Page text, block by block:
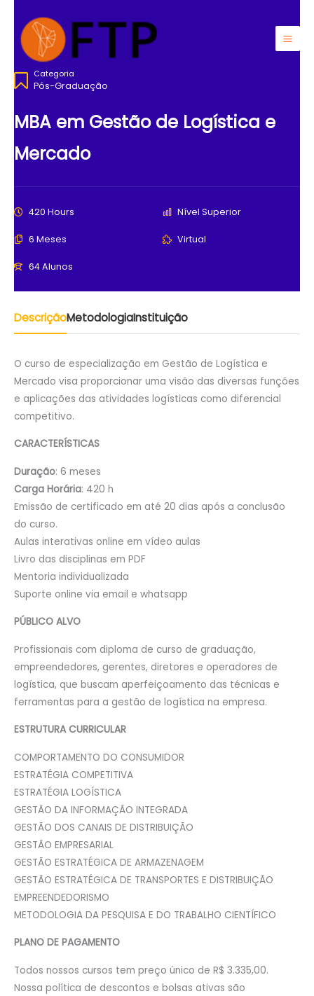
conteúdo
Categoria
Pós-Graduação
MBA em Gestão de Logística e
Mercado
420 Hours Nível Superior
6 Meses Virtual
64 Alunos
DescriçãoMetodologiaInstituição
O curso de especialização em Gestão de Logística e
Mercado visa proporcionar uma visão das diversas funções
e aplicações das atividades logísticas como diferencial
competitivo.
CARACTERÍSTICAS
Duração: 6 meses
Carga Horária: 420 h
Emissão de certificado em até 20 dias após a conclusão
do curso.
Aulas interativas online em vídeo aulas
Livro das disciplinas em PDF
Mentoria individualizada
Suporte online via email e whatsapp
PÚBLICO ALVO
Profissionais com diploma de curso de graduação,
empreendedores, gerentes, diretores e operadores de
logística, que buscam aperfeiçoamento das técnicas e
ferramentas para a gestão de logística na empresa.
ESTRUTURA CURRICULAR
COMPORTAMENTO DO CONSUMIDOR
ESTRATÉGIA COMPETITIVA
ESTRATÉGIA LOGÍSTICA
GESTÃO DA INFORMAÇÃO INTEGRADA
GESTÃO DOS CANAIS DE DISTRIBUIÇÃO
GESTÃO EMPRESARIAL
GESTÃO ESTRATÉGICA DE ARMAZENAGEM
GESTÃO ESTRATÉGICA DE TRANSPORTES E DISTRIBUIÇÃO
EMPREENDEDORISMO
METODOLOGIA DA PESQUISA E DO TRABALHO CIENTÍFICO
PLANO DE PAGAMENTO
Todos nossos cursos tem preço único de R$ 3.335,00.
Nossa política de descontos e bolsas ativas são